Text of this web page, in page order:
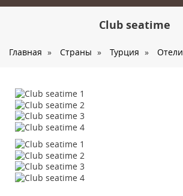
Страны
Туристам
Корпоративное обслуживание
Новости
Контакты
Club seatime
Главная » Страны » Турция » Отели